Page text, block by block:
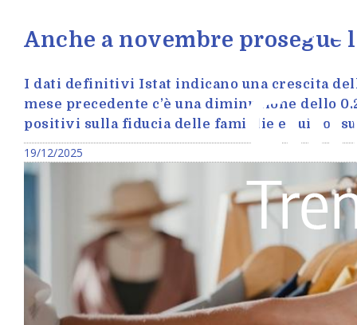
Anche a novembre prosegue
I dati definitivi Istat indicano una crescita
mese precedente c’è una diminuzione dello
positivi sulla fiducia delle famiglie e sui
19/12/2025